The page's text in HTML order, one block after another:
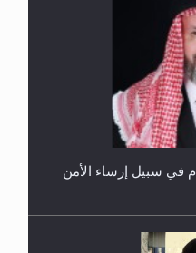
طلاب من مدرسة الحفظ
في سبيل إرساء الأمن